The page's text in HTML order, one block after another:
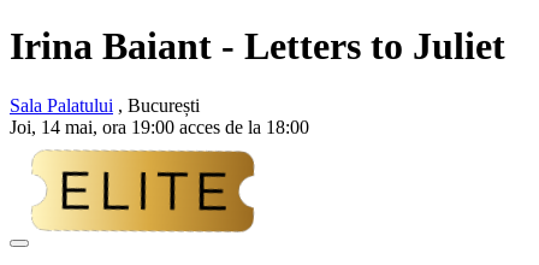
Irina Baiant - Letters to Juliet
Sala Palatului , București
Joi, 14 mai, ora 19:00 acces de la 18:00
Adaugă